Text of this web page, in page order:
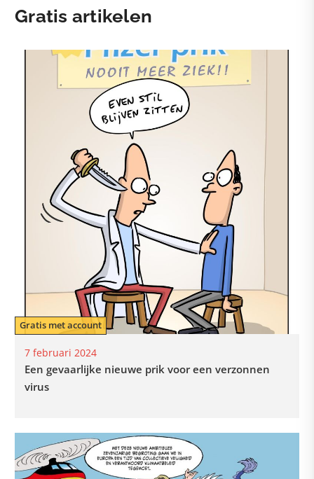
Gratis artikelen
7 februari 2024
Gratis met account
Een gevaarlijke nieuwe prik voor een verzonnen
virus